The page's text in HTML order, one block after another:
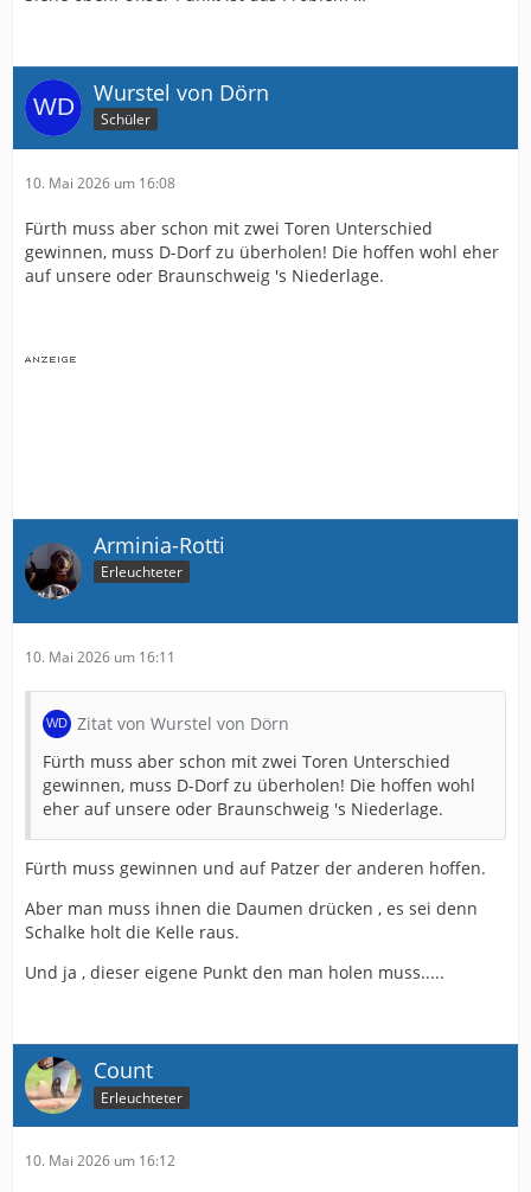
Wurstel von Dörn
Schüler
10. Mai 2026 um 16:08
Fürth muss aber schon mit zwei Toren Unterschied
gewinnen, muss D-Dorf zu überholen! Die hoffen wohl eher
auf unsere oder Braunschweig 's Niederlage.
Arminia-Rotti
Erleuchteter
10. Mai 2026 um 16:11
Zitat von Wurstel von Dörn
Fürth muss aber schon mit zwei Toren Unterschied
gewinnen, muss D-Dorf zu überholen! Die hoffen wohl
eher auf unsere oder Braunschweig 's Niederlage.
Fürth muss gewinnen und auf Patzer der anderen hoffen.
Aber man muss ihnen die Daumen drücken , es sei denn
Schalke holt die Kelle raus.
Und ja , dieser eigene Punkt den man holen muss.....
Count
Erleuchteter
10. Mai 2026 um 16:12